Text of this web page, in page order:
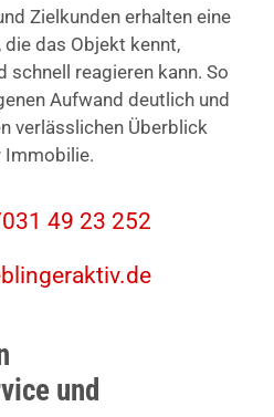
Zielkunden erhalten eine
das Objekt kennt,
reagieren kann. So
Aufwand deutlich und
verlässlichen Überblick
Immobilie.
49 23 252
und